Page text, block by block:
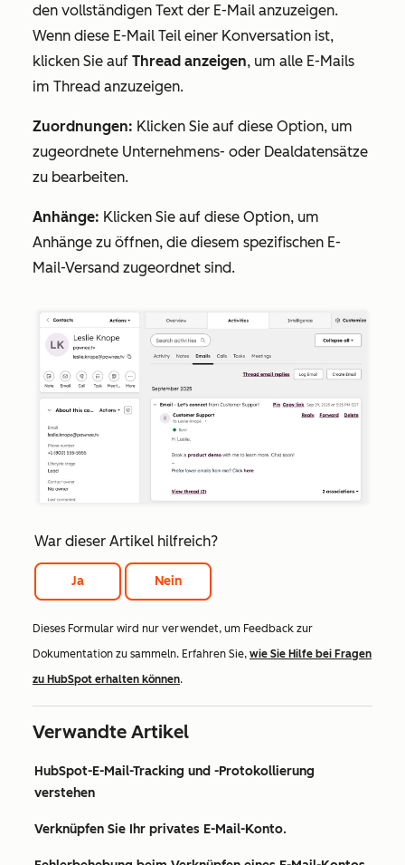
den vollständigen Text der E-Mail anzuzeigen.
Wenn diese E-Mail Teil einer Konversation ist,
klicken Sie auf Thread anzeigen, um alle E-Mails
im Thread anzuzeigen.
Zuordnungen: Klicken Sie auf diese Option, um
zugeordnete Unternehmens- oder Dealdatensätze
zu bearbeiten.
Anhänge: Klicken Sie auf diese Option, um
Anhänge zu öffnen, die diesem spezifischen E-
Mail-Versand zugeordnet sind.
War dieser Artikel hilfreich?
Ja Nein
Dieses Formular wird nur verwendet, um Feedback zur
Dokumentation zu sammeln. Erfahren Sie, wie Sie Hilfe bei Fragen
zu HubSpot erhalten können.
Verwandte Artikel
HubSpot-E-Mail-Tracking und -Protokollierung
verstehen
Verknüpfen Sie Ihr privates E-Mail-Konto.